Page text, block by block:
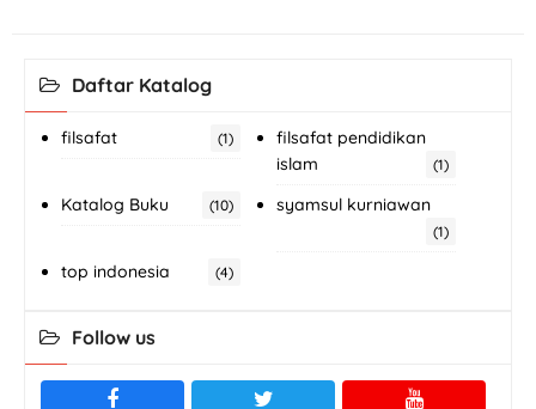
Daftar Katalog
filsafat (1)
filsafat pendidikan
islam
(1)
Katalog Buku (10) syamsul kurniawan
(1)
top indonesia (4)
Follow us